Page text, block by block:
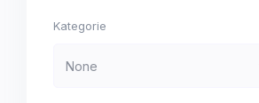
Kategorie